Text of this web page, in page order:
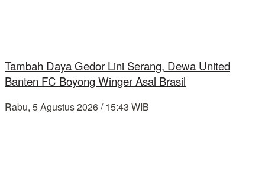
Tambah Daya Gedor Lini Serang, Dewa United
Banten FC Boyong Winger Asal Brasil
Rabu, 5 Agustus 2026 / 15:43 WIB